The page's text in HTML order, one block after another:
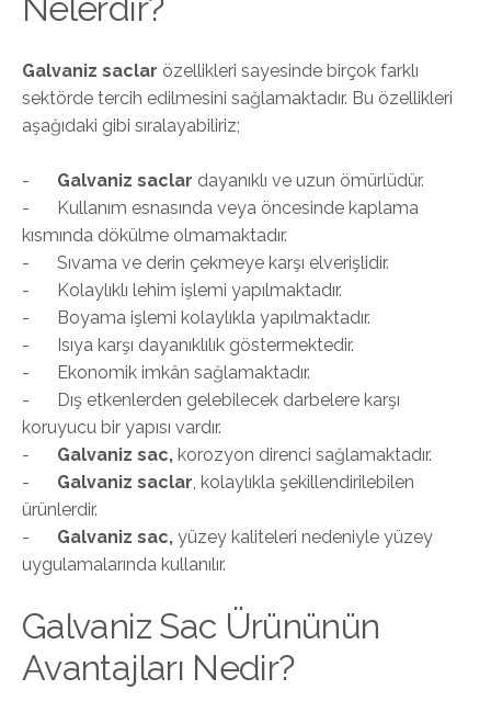
Galvaniz saclar özellikleri sayesinde birçok farklı
sektörde tercih edilmesini sağlamaktadır. Bu özellikleri
aşağıdaki gibi sıralayabiliriz;
- Galvaniz saclar dayanıklı ve uzun ömürlüdür.
-
Kullanım esnasında veya öncesinde kaplama
kısmında dökülme olmamaktadır.
-
Sıvama ve derin çekmeye karşı elverişlidir.
-
Kolaylıklı lehim işlemi yapılmaktadır.
-
Boyama işlemi kolaylıkla yapılmaktadır.
-
Isıya karşı dayanıklılık göstermektedir.
-
Ekonomik imkân sağlamaktadır.
-
Dış etkenlerden gelebilecek darbelere karşı
koruyucu bir yapısı vardır.
-
Galvaniz sac, korozyon direnci sağlamaktadır.
-
Galvaniz saclar , kolaylıkla şekillendirilebilen
ürünlerdir.
-
Galvaniz sac, yüzey kaliteleri nedeniyle yüzey
uygulamalarında kullanılır.
Galvaniz Sac Ürününün
Avantajları Nedir?